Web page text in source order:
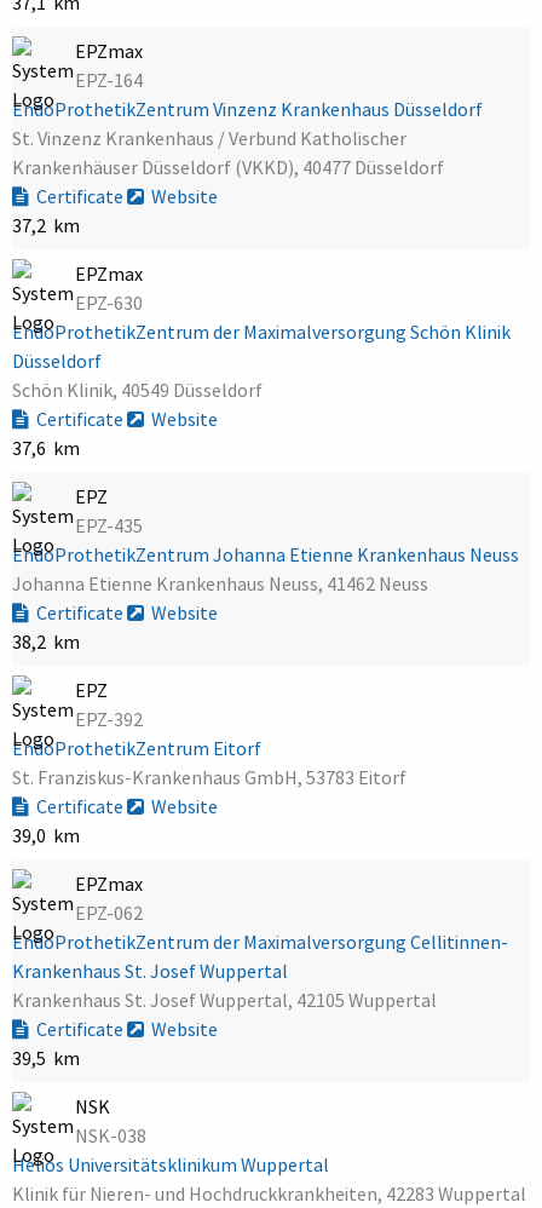
EPZmax
EPZ-164
EndoProthetikZentrum Vinzenz Krankenhaus Düsseldorf
St. Vinzenz Krankenhaus / Verbund Katholischer
Krankenhäuser Düsseldorf (VKKD), 40477 Düsseldorf
Certificate
Website
37,2 km
EPZmax
EPZ-630
EndoProthetikZentrum der Maximalversorgung Schön Klinik
Düsseldorf
Schön Klinik, 40549 Düsseldorf
Certificate
Website
37,6 km
EPZ
EPZ-435
EndoProthetikZentrum Johanna Etienne Krankenhaus Neuss
Johanna Etienne Krankenhaus Neuss, 41462 Neuss
Certificate
Website
38,2 km
EPZ
EPZ-392
EndoProthetikZentrum Eitorf
St. Franziskus-Krankenhaus GmbH, 53783 Eitorf
Certificate
Website
39,0 km
EPZmax
EPZ-062
EndoProthetikZentrum der Maximalversorgung Cellitinnen-
Krankenhaus St. Josef Wuppertal
Krankenhaus St. Josef Wuppertal, 42105 Wuppertal
Certificate
Website
39,5 km
NSK
NSK-038
Helios Universitätsklinikum Wuppertal
Klinik für Nieren- und Hochdruckkrankheiten, 42283 Wuppertal